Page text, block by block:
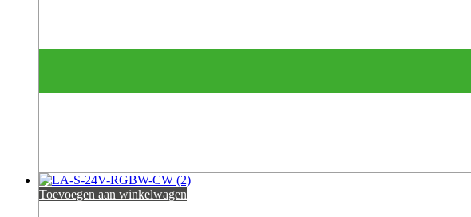
Toevoegen aan winkelwagen